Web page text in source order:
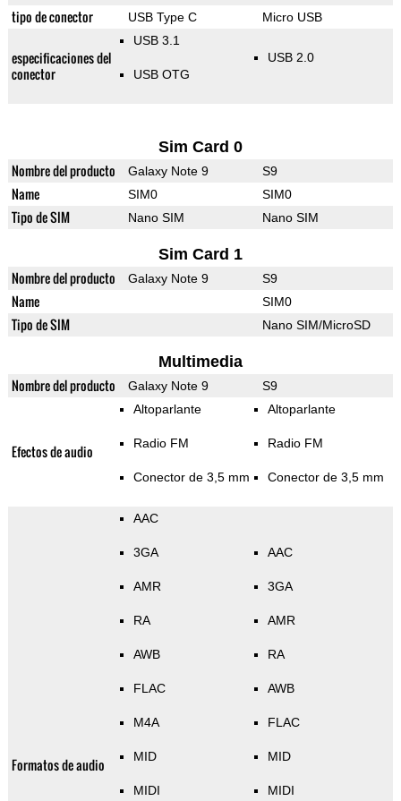
tipo de conector USB Type C Micro USB
especificaciones del
conector
USB 3.1
USB OTG
USB 2.0
Sim Card 0
Nombre del producto Galaxy Note 9 S9
Name SIM0 SIM0
Tipo de SIM Nano SIM Nano SIM
Sim Card 1
Nombre del producto Galaxy Note 9 S9
Name SIM0
Tipo de SIM Nano SIM/MicroSD
Multimedia
Nombre del producto Galaxy Note 9 S9
Efectos de audio
Altoparlante
Radio FM
Conector de 3,5 mm
Altoparlante
Radio FM
Conector de 3,5 mm
Formatos de audio
AAC
3GA
AMR
RA
AWB
FLAC
M4A
MID
MIDI
AAC
3GA
AMR
RA
AWB
FLAC
MID
MIDI